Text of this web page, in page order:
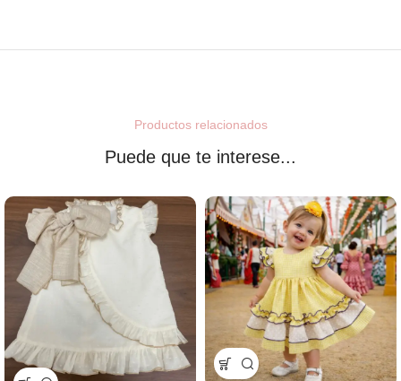
Productos relacionados
Puede que te interese...